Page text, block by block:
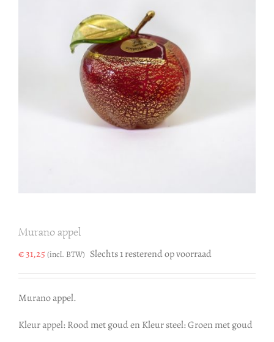
Murano appel
€31,25 (incl. BTW) Slechts 1 resterend op voorraad
Murano appel.
Kleur appel: Rood met goud en Kleur steel: Groen met goud